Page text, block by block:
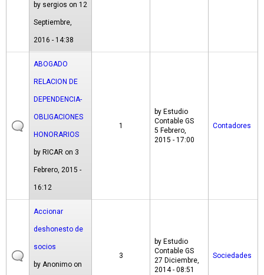
by sergios on 12
Septiembre,
2016 - 14:38
ABOGADO
RELACION DE
DEPENDENCIA-
OBLIGACIONES
HONORARIOS
by RICAR on 3
Febrero, 2015 -
16:12
1
by Estudio
Contable GS
5 Febrero,
2015 - 17:00
Contadores
Accionar
deshonesto de
socios
by Anonimo on
3
by Estudio
Contable GS
27 Diciembre,
2014 - 08:51
Sociedades